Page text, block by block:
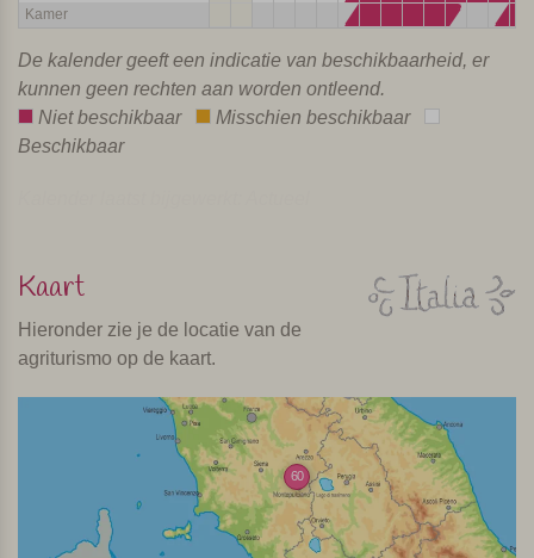
Kamer
De kalender geeft een indicatie van beschikbaarheid, er
kunnen geen rechten aan worden ontleend.
Niet beschikbaar
Misschien beschikbaar
Beschikbaar
Kaart
Hieronder zie je de locatie van de
agriturismo op de kaart.
60